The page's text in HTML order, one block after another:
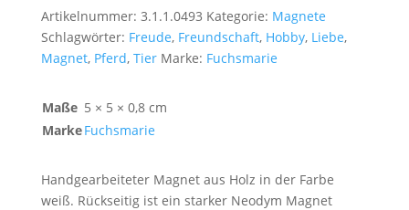
Artikelnummer: 3.1.1.0493 Kategorie: Magnete
Schlagwörter: Freude, Freundschaft, Hobby, Liebe,
Magnet, Pferd, Tier Marke: Fuchsmarie
Maße 5 × 5 × 0,8 cm
MarkeFuchsmarie
Handgearbeiteter Magnet aus Holz in der Farbe
weiß. Rückseitig ist ein starker Neodym Magnet